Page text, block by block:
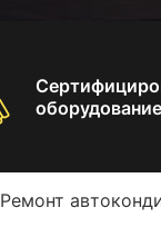
оборудование
Ремонт